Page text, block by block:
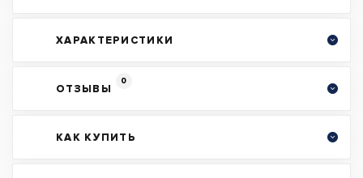
ХАРАКТЕРИСТИКИ
ОТЗЫВЫ
0
КАК КУПИТЬ